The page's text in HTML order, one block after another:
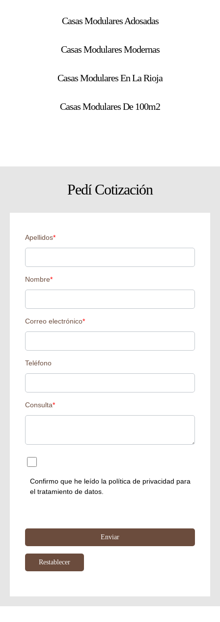
Casas Modulares Adosadas
Casas Modulares Modernas
Casas Modulares En La Rioja
Casas Modulares De 100m2
Pedí Cotización
Apellidos*
Nombre*
Correo electrónico*
Teléfono
Consulta*
Confirmo que he leído la política de privacidad para
el tratamiento de datos.